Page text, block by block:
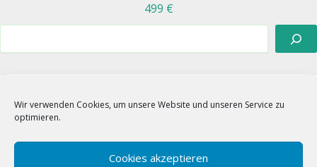
Wir verwenden Cookies, um unsere Website und unseren Service zu
optimieren.
Cookies akzeptieren
499 €
Suchen
TikTok